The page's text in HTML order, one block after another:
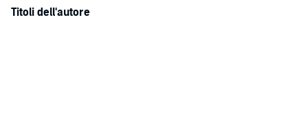
Titoli dell'autore